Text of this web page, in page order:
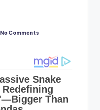
No Comments